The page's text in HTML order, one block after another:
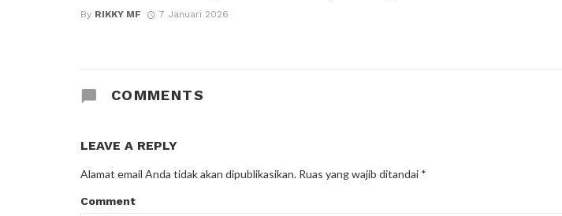
By RIKKY MF 7 Januari 2026
COMMENTS
LEAVE A REPLY
Alamat email Anda tidak akan dipublikasikan. Ruas yang wajib ditandai *
Comment